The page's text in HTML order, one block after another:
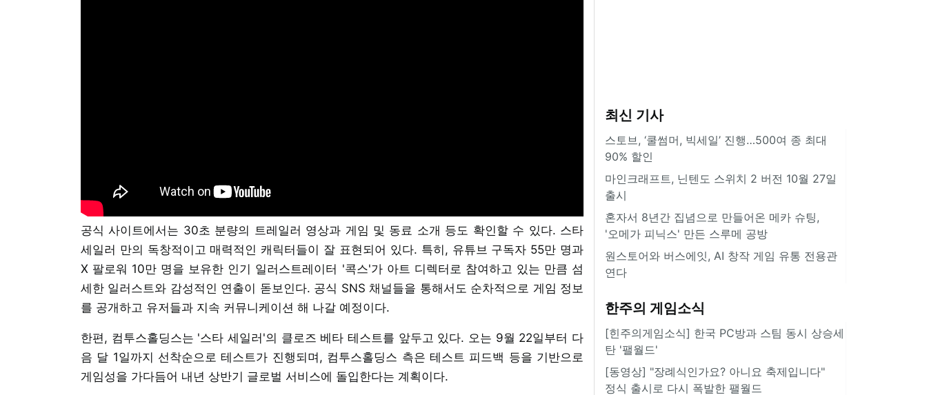
공식 사이트에서는 30초 분량의 트레일러 영상과 게임 및 동료 소개 등도 확인할 수 있다. 스타
세일러 만의 독창적이고 매력적인 캐릭터들이 잘 표현되어 있다. 특히, 유튜브 구독자 55만 명과
X 팔로워 10만 명을 보유한 인기 일러스트레이터 '콕스'가 아트 디렉터로 참여하고 있는 만큼 섬
세한 일러스트와 감성적인 연출이 돋보인다. 공식 SNS 채널들을 통해서도 순차적으로 게임 정보
를 공개하고 유저들과 지속 커뮤니케이션 해 나갈 예정이다.
한편, 컴투스홀딩스는 '스타 세일러'의 클로즈 베타 테스트를 앞두고 있다. 오는 9월 22일부터 다
음 달 1일까지 선착순으로 테스트가 진행되며, 컴투스홀딩스 측은 테스트 피드백 등을 기반으로
게임성을 가다듬어 내년 상반기 글로벌 서비스에 돌입한다는 계획이다.
최신 기사
스토브, ‘쿨썸머, 빅세일’ 진행…500여 종 최대
90% 할인
마인크래프트, 닌텐도 스위치 2 버전 10월 27일
출시
혼자서 8년간 집념으로 만들어온 메카 슈팅,
'오메가 피닉스' 만든 스루메 공방
원스토어와 버스에잇, AI 창작 게임 유통 전용관
연다
한주의 게임소식
[힌주의게임소식] 한국 PC방과 스팀 동시 상승세
탄 '팰월드'
[동영상] "장례식인가요? 아니요 축제입니다"
정식 출시로 다시 폭발한 팰월드